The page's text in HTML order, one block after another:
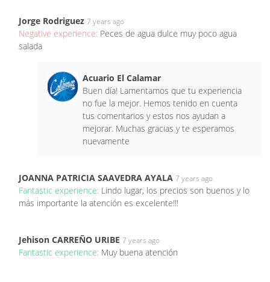
Jorge Rodriguez 7 years ago
Negative experience: Peces de agua dulce muy poco agua
salada
Acuario El Calamar
Buen día! Lamentamos que tu experiencia
no fue la mejor. Hemos tenido en cuenta
tus comentarios y estos nos ayudan a
mejorar. Muchas gracias y te esperamos
nuevamente
JOANNA PATRICIA SAAVEDRA AYALA 7 years ago
Fantastic experience: Lindo lugar, los precios son buenos y lo
más importante la atención es excelente!!!
Jehison CARREÑO URIBE 7 years ago
Fantastic experience: Muy buena atención